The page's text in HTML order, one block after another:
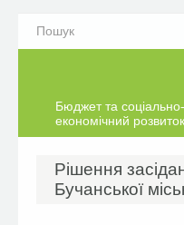
Бюджет та соціально-
економічний розвиток
Рішення
Бучанської